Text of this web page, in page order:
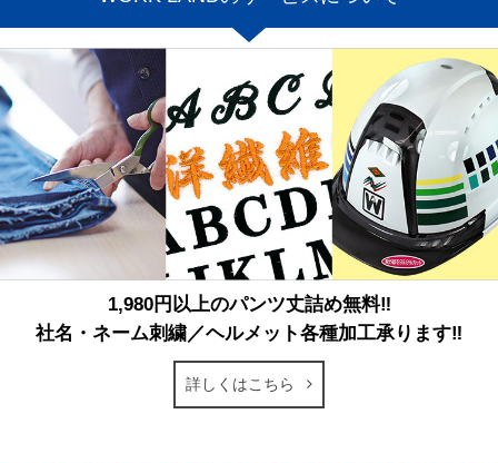
1,980円以上のパンツ丈詰め無料‼
社名・ネーム刺繍／ヘルメット各種加工承ります‼
詳しくはこちら